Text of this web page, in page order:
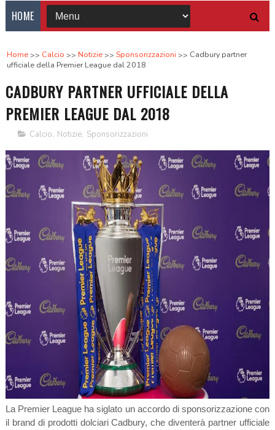
HOME
Home Calcio Notizie Sponsorizzazioni
Cadbury partner
ufficiale della Premier League dal 2018
CADBURY PARTNER UFFICIALE DELLA
PREMIER LEAGUE DAL 2018
Calcio, Notizie, Sponsorizzazioni
La Premier League ha siglato un accordo di sponsorizzazione con
il brand di prodotti dolciari Cadbury, che diventerà partner ufficiale